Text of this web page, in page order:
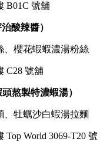
B01C 號舖
酸辣醬）
、櫻花蝦蝦濃湯粉絲
C28 號舖
熬製特濃蝦湯）
、牡蠣沙白蝦湯拉麵
Top World 3069-T20 號